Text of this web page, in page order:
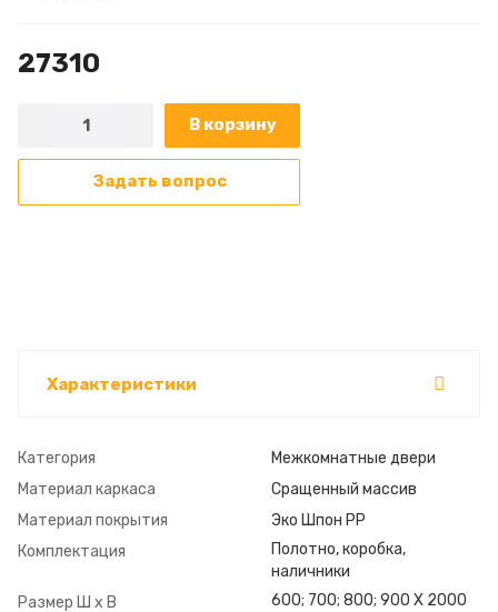
27310
В корзину
Задать вопрос
Характеристики
Категория
Межкомнатные двери
Материал каркаса
Сращенный массив
Материал покрытия
Эко Шпон РР
Комплектация
Полотно, коробка,
наличники
Размер Ш х В
600; 700; 800; 900 Х 2000